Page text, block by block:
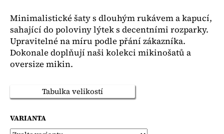
Minimalistické šaty s dlouhým rukávem a kapucí,
sahající do poloviny lýtek s decentními rozparky.
Upravitelné na míru podle přání zákazníka.
Dokonale doplňují naši kolekci mikinošatů a
oversize mikin.
Tabulka velikostí
VARIANTA
o
p
o
r
u
č
e
m
e